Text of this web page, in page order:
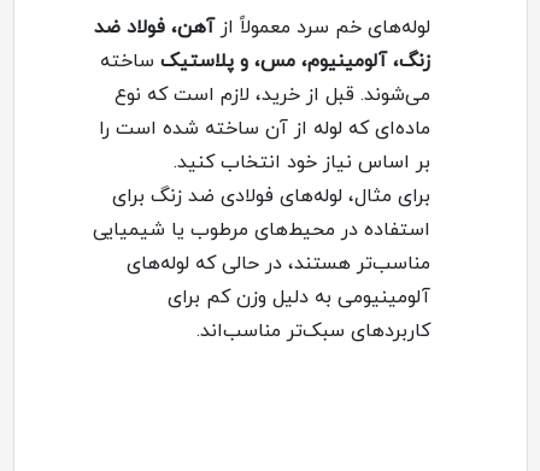
لوله‌های خم سرد معمولاً ازآهن، فولاد ضد
زنگ، آلومینیوم، مس، و پلاستیک ساخته
می‌شوند. قبل از خرید، لازم است که نوع
ماده‌ای که لوله از آن ساخته شده است را
بر اساس نیاز خود انتخاب کنید.
برای مثال، لوله‌های فولادی ضد زنگ برای
استفاده در محیط‌های مرطوب یا شیمیایی
مناسب‌تر هستند، در حالی که لوله‌های
آلومینیومی به دلیل وزن کم برای
کاربردهای سبک‌تر مناسب‌اند.